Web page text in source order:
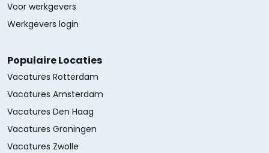
Voor werkgevers
Werkgevers login
Populaire Locaties
Vacatures Rotterdam
Vacatures Amsterdam
Vacatures Den Haag
Vacatures Groningen
Vacatures Zwolle